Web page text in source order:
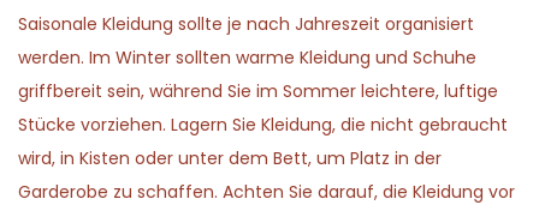
Saisonale Kleidung sollte je nach Jahreszeit organisiert
werden. Im Winter sollten warme Kleidung und Schuhe
griffbereit sein, während Sie im Sommer leichtere, luftige
Stücke vorziehen. Lagern Sie Kleidung, die nicht gebraucht
wird, in Kisten oder unter dem Bett, um Platz in der
Garderobe zu schaffen. Achten Sie darauf, die Kleidung vor